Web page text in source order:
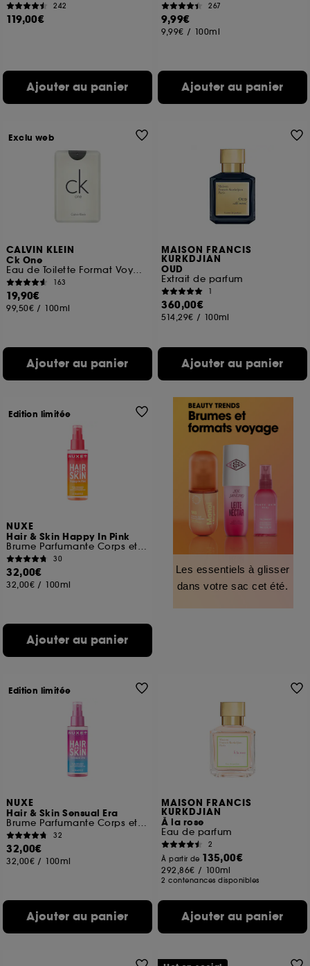
242
119,00€
Ajouter au panier
267
9,99€
9,99€ / 100ml
Ajouter au panier
CALVIN KLEIN
Ck One
Eau de Toilette Format Voyage
163
19,90€
99,50€ / 100ml
Ajouter au panier
Exclu web
MAISON FRANCIS
KURKDJIAN
OUD
Extrait de parfum
1
360,00€
514,29€ / 100ml
Ajouter au panier
NUXE
Hair & Skin Happy In Pink
Brume Parfumante Corps et Cheveux
30
32,00€
32,00€ / 100ml
Ajouter au panier
Edition limitée
Les essentiels à glisser
dans votre sac cet été.
NUXE
Hair & Skin Sensual Era
Brume Parfumante Corps et Cheveux
32
32,00€
32,00€ / 100ml
Ajouter au panier
Edition limitée
MAISON FRANCIS
KURKDJIAN
À la rose
Eau de parfum
2
À partir de 135,00€
292,86€ / 100ml
2 contenances disponibles
Ajouter au panier